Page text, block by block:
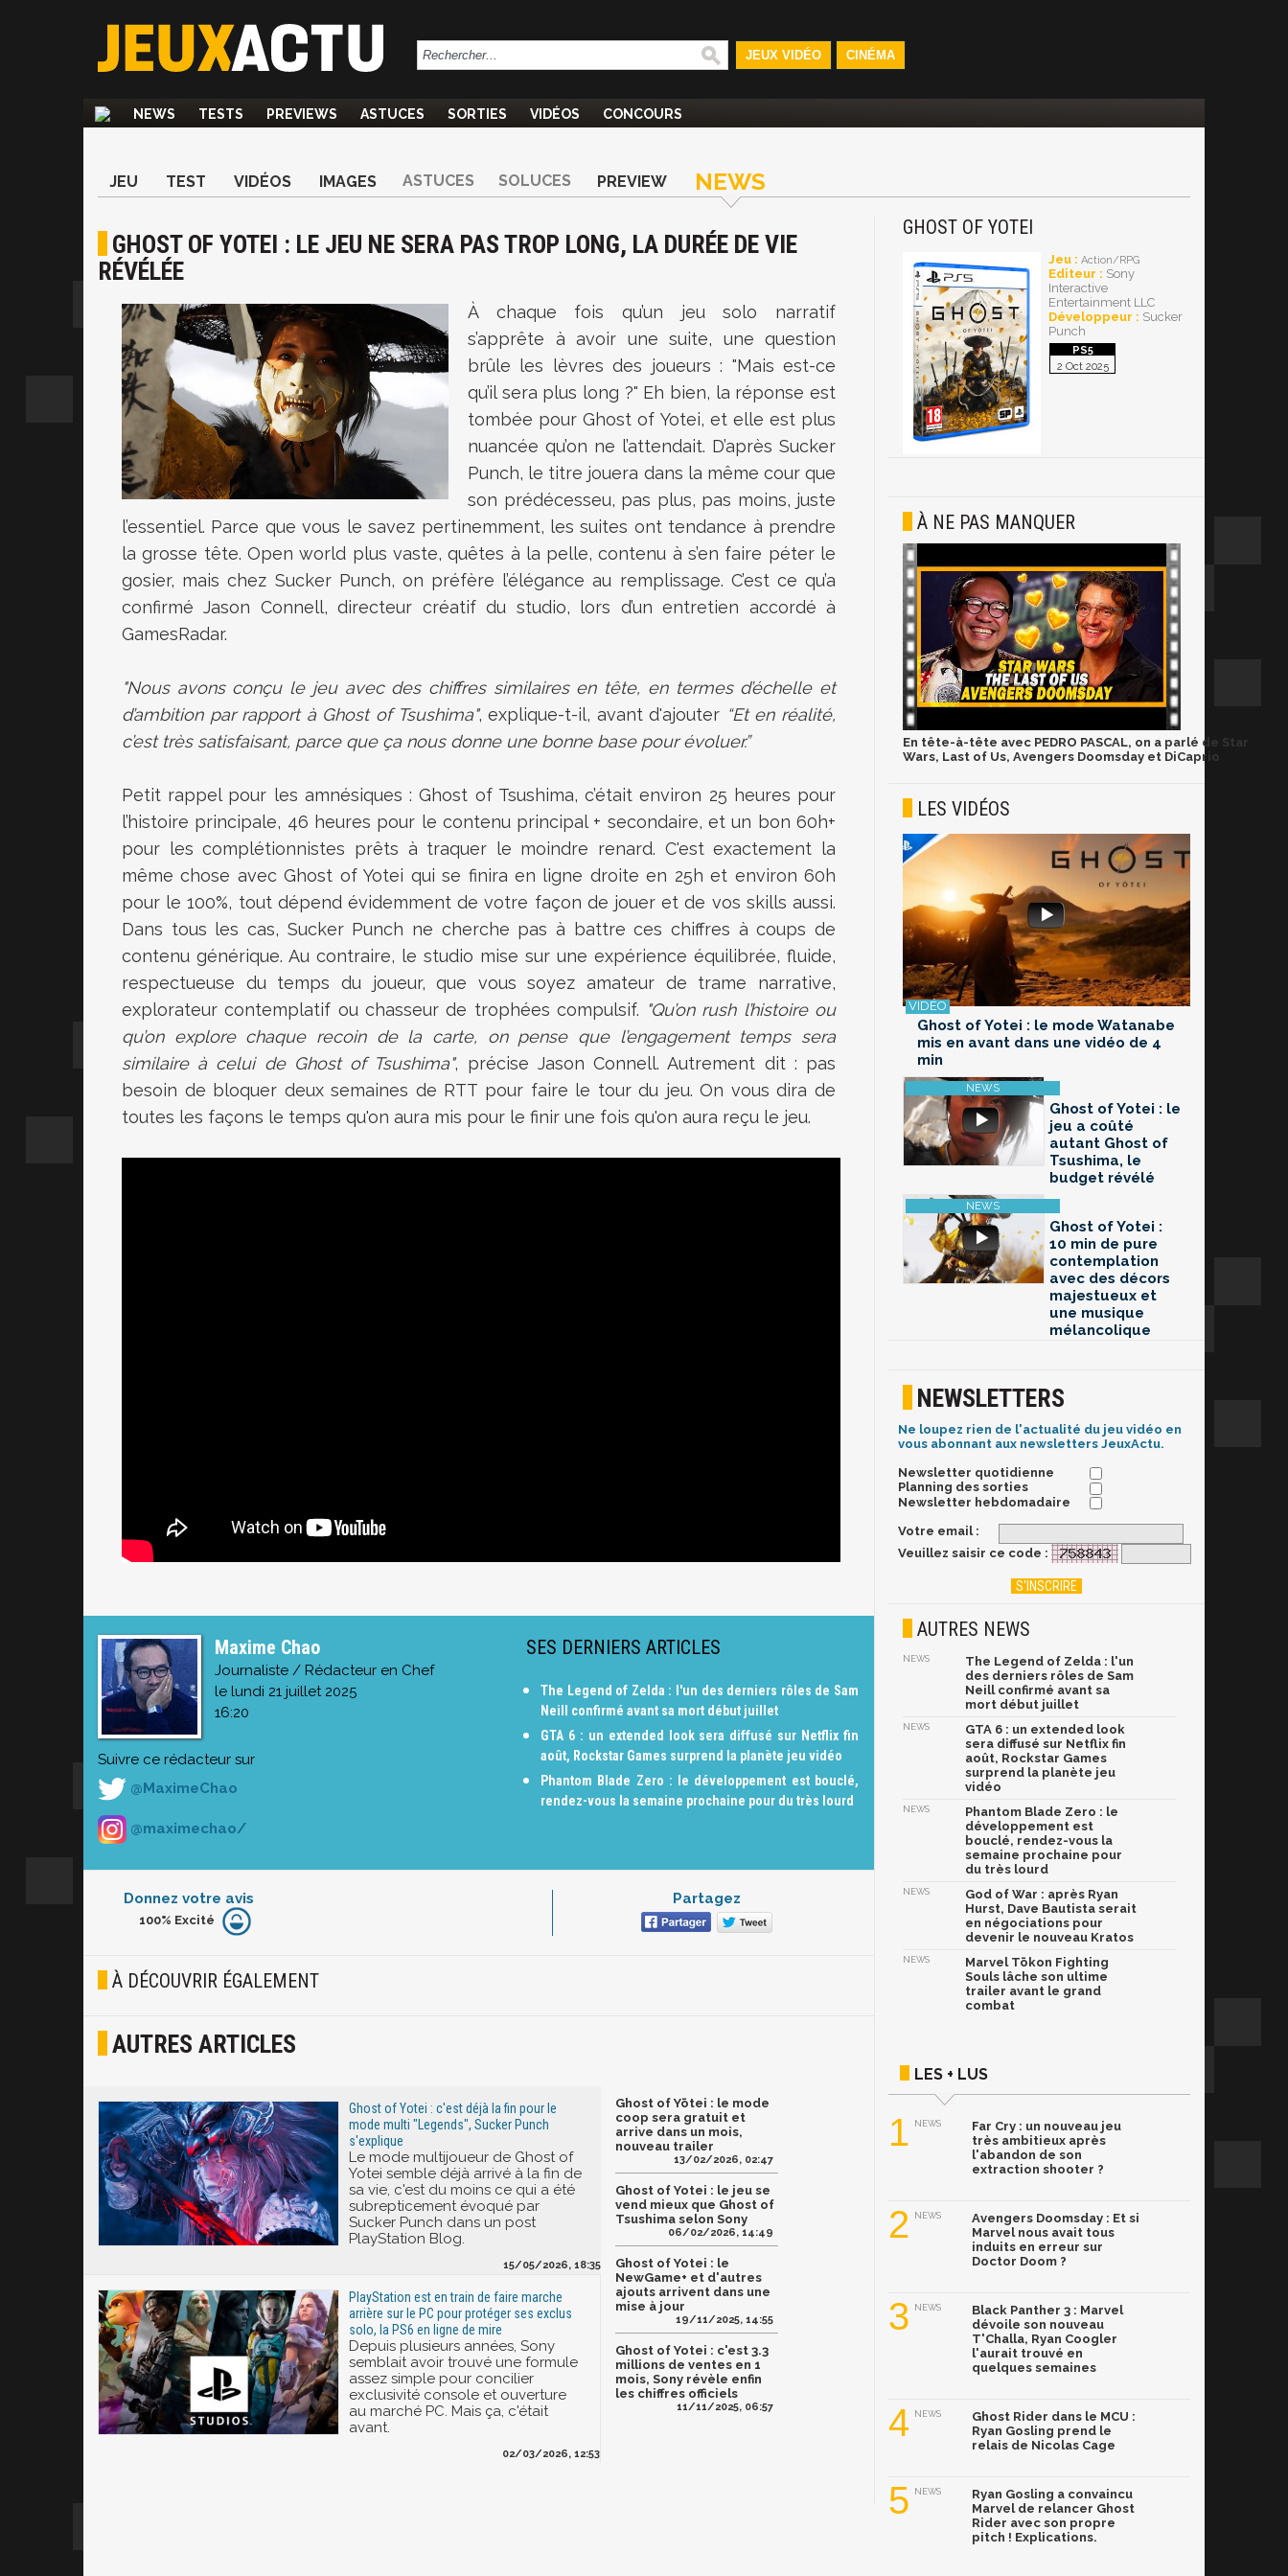
JEUX VIDÉO CINÉMA
NEWS TESTS PREVIEWS ASTUCES SORTIES VIDÉOS CONCOURS
JEU TEST VIDÉOS IMAGES ASTUCES SOLUCES PREVIEW NEWS
GHOST OF YOTEI : LE JEU NE SERA PAS TROP LONG, LA DURÉE DE VIE
RÉVÉLÉE
À chaque fois qu’un jeu solo narratif
s’apprête à avoir une suite, une question
brûle les lèvres des joueurs : "Mais est-ce
qu’il sera plus long ?" Eh bien, la réponse est
tombée pour Ghost of Yotei, et elle est plus
nuancée qu’on ne l’attendait. D’après Sucker
Punch, le titre jouera dans la même cour que
son prédécesseu, pas plus, pas moins, juste
l’essentiel. Parce que vous le savez pertinemment, les suites ont tendance à prendre
la grosse tête. Open world plus vaste, quêtes à la pelle, contenu à s’en faire péter le
gosier, mais chez Sucker Punch, on préfère l’élégance au remplissage. C’est ce qu’a
confirmé Jason Connell, directeur créatif du studio, lors d’un entretien accordé à
GamesRadar.
"Nous avons conçu le jeu avec des chiffres similaires en tête, en termes d’échelle et
d’ambition par rapport à Ghost of Tsushima", explique-t-il, avant d'ajouter “Et en réalité,
c’est très satisfaisant, parce que ça nous donne une bonne base pour évoluer.”
Petit rappel pour les amnésiques : Ghost of Tsushima, c’était environ 25 heures pour
l’histoire principale, 46 heures pour le contenu principal + secondaire, et un bon 60h+
pour les complétionnistes prêts à traquer le moindre renard. C'est exactement la
même chose avec Ghost of Yotei qui se finira en ligne droite en 25h et environ 60h
pour le 100%, tout dépend évidemment de votre façon de jouer et de vos skills aussi.
Dans tous les cas, Sucker Punch ne cherche pas à battre ces chiffres à coups de
contenu générique. Au contraire, le studio mise sur une expérience équilibrée, fluide,
respectueuse du temps du joueur, que vous soyez amateur de trame narrative,
explorateur contemplatif ou chasseur de trophées compulsif. "Qu’on rush l’histoire ou
qu’on explore chaque recoin de la carte, on pense que l’engagement temps sera
similaire à celui de Ghost of Tsushima", précise Jason Connell. Autrement dit : pas
besoin de bloquer deux semaines de RTT pour faire le tour du jeu. On vous dira de
toutes les façons le temps qu'on aura mis pour le finir une fois qu'on aura reçu le jeu.
Maxime Chao
Journaliste / Rédacteur en Chef
le lundi 21 juillet 2025
16:20
Suivre ce rédacteur sur
@MaximeChao
@maximechao/
SES DERNIERS ARTICLES
The Legend of Zelda : l'un des derniers rôles de Sam
Neill confirmé avant sa mort début juillet
GTA 6 : un extended look sera diffusé sur Netflix fin
août, Rockstar Games surprend la planète jeu vidéo
Phantom Blade Zero : le développement est bouclé,
rendez-vous la semaine prochaine pour du très lourd
Donnez votre avis
Furieux
Joyeux
100% Excité
Partagez
À DÉCOUVRIR ÉGALEMENT
AUTRES ARTICLES
Ghost of Yotei : c'est déjà la fin pour le
mode multi "Legends", Sucker Punch
s'explique
Le mode multijoueur de Ghost of
Yotei semble déjà arrivé à la fin de
sa vie, c'est du moins ce qui a été
subrepticement évoqué par
Sucker Punch dans un post
PlayStation Blog.
15/05/2026, 18:35
PlayStation est en train de faire marche
arrière sur le PC pour protéger ses exclus
solo, la PS6 en ligne de mire
Depuis plusieurs années, Sony
semblait avoir trouvé une formule
assez simple pour concilier
exclusivité console et ouverture
au marché PC. Mais ça, c'était
avant.
02/03/2026, 12:53
Ghost of Yōtei : le mode
coop sera gratuit et
arrive dans un mois,
nouveau trailer
13/02/2026, 02:47
Ghost of Yotei : le jeu se
vend mieux que Ghost of
Tsushima selon Sony
06/02/2026, 14:49
Ghost of Yotei : le
NewGame+ et d'autres
ajouts arrivent dans une
mise à jour
19/11/2025, 14:55
Ghost of Yotei : c'est 3.3
millions de ventes en 1
mois, Sony révèle enfin
les chiffres officiels
11/11/2025, 06:57
GHOST OF YOTEI
Jeu : Action/RPG
Editeur : Sony
Interactive
Entertainment LLC
Développeur : Sucker
Punch
2 Oct 2025
À NE PAS MANQUER
En tête-à-tête avec PEDRO PASCAL, on a parlé de Star
Wars, Last of Us, Avengers Doomsday et DiCaprio
LES VIDÉOS
Ghost of Yotei : le mode Watanabe
mis en avant dans une vidéo de 4
min
Ghost of Yotei : le
jeu a coûté
autant Ghost of
Tsushima, le
budget révélé
Ghost of Yotei :
10 min de pure
contemplation
avec des décors
majestueux et
une musique
mélancolique
NEWSLETTERS
Ne loupez rien de l'actualité du jeu vidéo en
vous abonnant aux newsletters JeuxActu.
Newsletter quotidienne
Planning des sorties
Newsletter hebdomadaire
Votre email :
Veuillez saisir ce code :
AUTRES NEWS
NEWS
The Legend of Zelda : l'un
des derniers rôles de Sam
Neill confirmé avant sa
mort début juillet
NEWS
GTA 6 : un extended look
sera diffusé sur Netflix fin
août, Rockstar Games
surprend la planète jeu
vidéo
NEWS
Phantom Blade Zero : le
développement est
bouclé, rendez-vous la
semaine prochaine pour
du très lourd
NEWS
God of War : après Ryan
Hurst, Dave Bautista serait
en négociations pour
devenir le nouveau Kratos
NEWS
Marvel Tōkon Fighting
Souls lâche son ultime
trailer avant le grand
combat
LES + LUS
1 NEWS
Far Cry : un nouveau jeu
très ambitieux après
l'abandon de son
extraction shooter ?
2 NEWS
Avengers Doomsday : Et si
Marvel nous avait tous
induits en erreur sur
Doctor Doom ?
3 NEWS
Black Panther 3 : Marvel
dévoile son nouveau
T'Challa, Ryan Coogler
l'aurait trouvé en
quelques semaines
4 NEWS
Ghost Rider dans le MCU :
Ryan Gosling prend le
relais de Nicolas Cage
5 NEWS
Ryan Gosling a convaincu
Marvel de relancer Ghost
Rider avec son propre
pitch ! Explications.